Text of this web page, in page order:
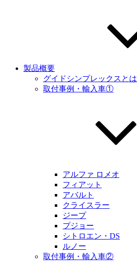
製品概要
グイドシンプレックスとは
取付事例・輸入車①
アルファ ロメオ
フィアット
アバルト
クライスラー
ジープ
プジョー
シトロエン・DS
ルノー
取付事例・輸入車②